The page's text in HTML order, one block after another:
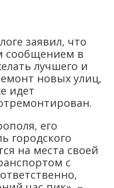
заявил, что
сообщением в
лучшего и
новых улиц,
идет
его
городского
на места своей
с